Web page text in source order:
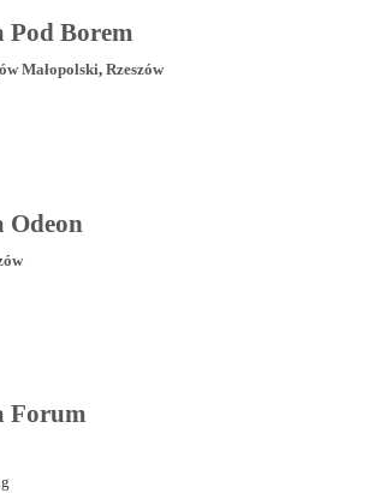
Pod Borem
Małopolski, Rzeszów
Odeon
Forum